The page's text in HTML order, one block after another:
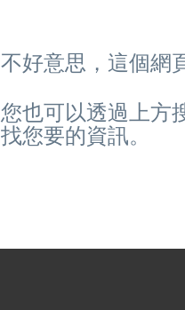
不好意思，這個網
您也可以透過上方
找您要的資訊。